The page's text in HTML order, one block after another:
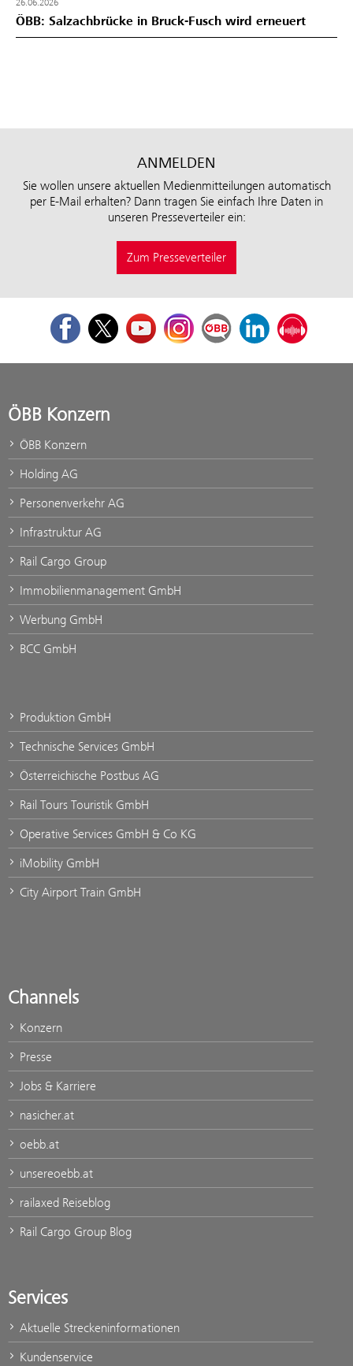
26.06.2026
ÖBB: Salzachbrücke in Bruck-Fusch wird erneuert
ANMELDEN
Sie wollen unsere aktuellen Medienmitteilungen automatisch
per E-Mail erhalten? Dann tragen Sie einfach Ihre Daten in
unseren Presseverteiler ein:
Zum Presseverteiler
FacebookTwitterYoutubeInstagramÖBB Corporate Blog
LinkedInPodcast
ÖBB Konzern
ÖBB Konzern
Holding AG
Personenverkehr AG
Infrastruktur AG
Rail Cargo Group
Immobilienmanagement GmbH
Werbung GmbH
BCC GmbH
Produktion GmbH
Technische Services GmbH
Österreichische Postbus AG
Rail Tours Touristik GmbH
Operative Services GmbH & Co KG
iMobility GmbH
City Airport Train GmbH
Channels
Konzern
Presse
Jobs & Karriere
nasicher.at
oebb.at
unsereoebb.at
railaxed Reiseblog
Rail Cargo Group Blog
Services
Aktuelle Streckeninformationen
Kundenservice